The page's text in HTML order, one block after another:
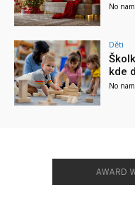
No
Děti
kde
No